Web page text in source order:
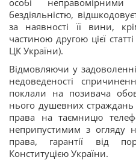
особі
бездіяльністю,
за наявності її вини,
частиною другою цієї
ЦК України).
Відмовляючи у
недоведеності
поклали на позивача
нього душевних
права на таємницю
неприпустимим з огляду
права, гарантії від
Конституцією України.